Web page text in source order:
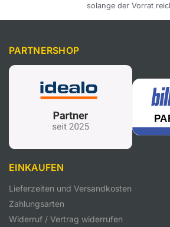
solange der Vorrat
PARTNERSHOP
EINKAUFEN
Lieferzeiten und Versandkosten
Zahlungsarten
Widerruf / Vertrag widerrufen